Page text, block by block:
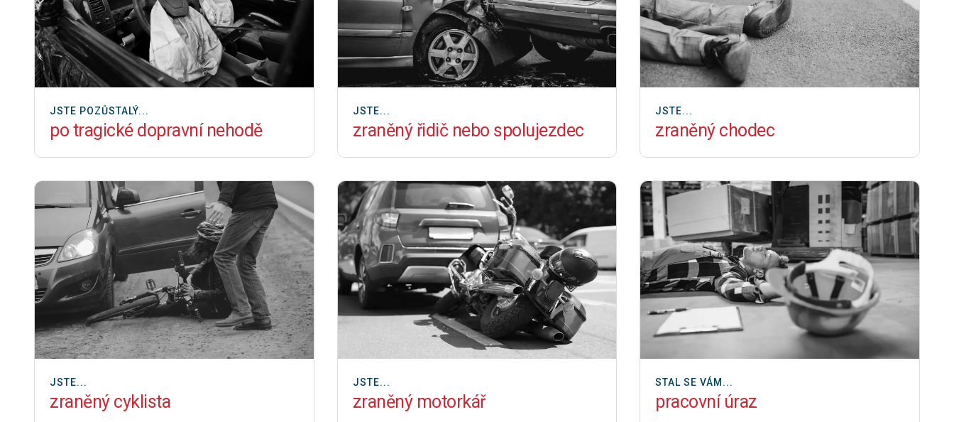
JSTE POZŮSTALÝ...
po tragické dopravní nehodě
JSTE...
zraněný řidič nebo spolujezdec
JSTE...
zraněný chodec
JSTE...
zraněný cyklista
JSTE...
zraněný motorkář
STAL SE VÁM...
pracovní úraz